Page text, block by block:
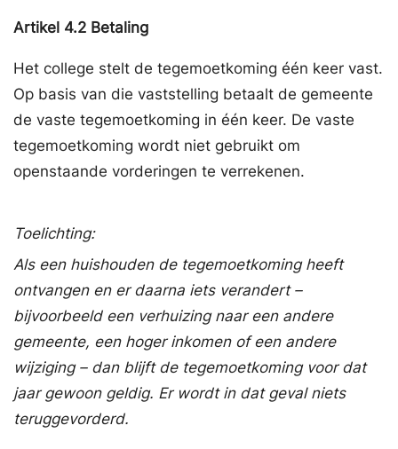
Artikel 4.2 Betaling
Het college stelt de tegemoetkoming één keer vast.
Op basis van die vaststelling betaalt de gemeente
de vaste tegemoetkoming in één keer. De vaste
tegemoetkoming wordt niet gebruikt om
openstaande vorderingen te verrekenen.
Toelichting:
Als een huishouden de tegemoetkoming heeft
ontvangen en er daarna iets verandert –
bijvoorbeeld een verhuizing naar een andere
gemeente, een hoger inkomen of een andere
wijziging – dan blijft de tegemoetkoming voor dat
jaar gewoon geldig. Er wordt in dat geval niets
teruggevorderd.